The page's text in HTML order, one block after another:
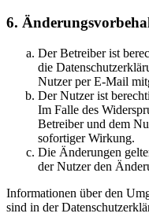
6.
Der Betreiber ist
die
Nutzer per E-Mail
Der Nutzer ist
Im Falle des
Betreiber und dem
sofortiger Wirkung.
Die Änderungen
der Nutzer den
Informationen über den
sind in der